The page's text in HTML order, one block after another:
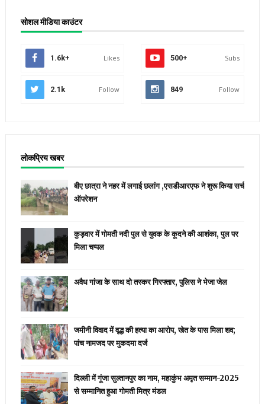
सोशल मीडिया काउंटर
1.6k+ Likes 500+ Subs
2.1k Follow 849 Follow
लोकप्रिय खबर
बीए छात्रा ने नहर में लगाई छलांग ,एसडीआरएफ ने शुरू किया सर्च
ऑपरेशन
कुड़वार में गोमती नदी पुल से युवक के कूदने की आशंका, पुल पर
मिला चप्पल
अवैध गांजा के साथ दो तस्कर गिरफ्तार, पुलिस ने भेजा जेल
जमीनी विवाद में वृद्ध की हत्या का आरोप, खेत के पास मिला शव;
पांच नामजद पर मुकदमा दर्ज
दिल्ली में गूंजा सुल्तानपुर का नाम, महाकुंभ अमृत सम्मान-2025
से सम्मानित हुआ गोमती मित्र मंडल